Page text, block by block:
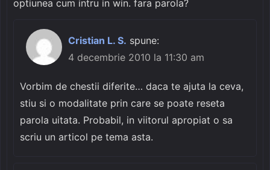
optiunea cum intru in win. fara parola?
Cristian L. S. spune:
4 decembrie 2010 la 11:30 am
Vorbim de chestii diferite… daca te ajuta la ceva,
stiu si o modalitate prin care se poate reseta
parola uitata. Probabil, in viitorul apropiat o sa
scriu un articol pe tema asta.